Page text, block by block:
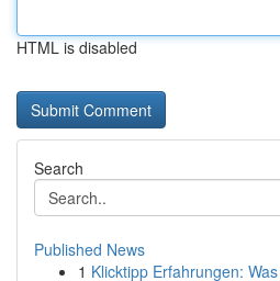
HTML is disabled
Search
Published News
1 Klicktipp Erfahrungen: